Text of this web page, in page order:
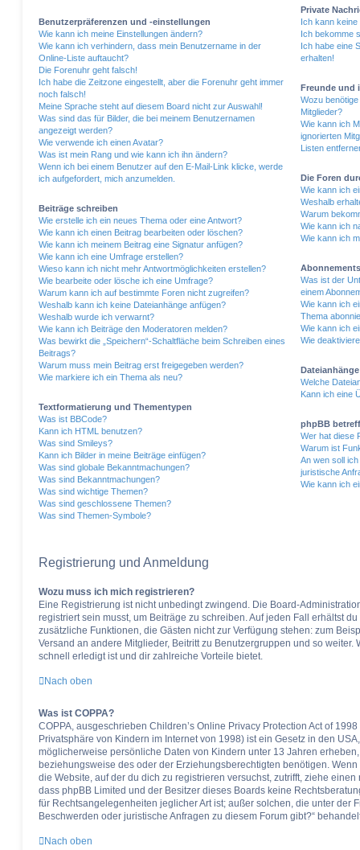
Benutzerpräferenzen und -einstellungen
Wie kann ich meine Einstellungen ändern?
Wie kann ich verhindern, dass mein Benutzername in der
Online-Liste auftaucht?
Die Forenuhr geht falsch!
Ich habe die Zeitzone eingestellt, aber die Forenuhr geht immer
noch falsch!
Meine Sprache steht auf diesem Board nicht zur Auswahl!
Was sind das für Bilder, die bei meinem Benutzernamen
angezeigt werden?
Wie verwende ich einen Avatar?
Was ist mein Rang und wie kann ich ihn ändern?
Wenn ich bei einem Benutzer auf den E-Mail-Link klicke, werde
ich aufgefordert, mich anzumelden.
Beiträge schreiben
Wie erstelle ich ein neues Thema oder eine Antwort?
Wie kann ich einen Beitrag bearbeiten oder löschen?
Wie kann ich meinem Beitrag eine Signatur anfügen?
Wie kann ich eine Umfrage erstellen?
Wieso kann ich nicht mehr Antwortmöglichkeiten erstellen?
Wie bearbeite oder lösche ich eine Umfrage?
Warum kann ich auf bestimmte Foren nicht zugreifen?
Weshalb kann ich keine Dateianhänge anfügen?
Weshalb wurde ich verwarnt?
Wie kann ich Beiträge den Moderatoren melden?
Was bewirkt die „Speichern“-Schaltfläche beim Schreiben eines
Beitrags?
Warum muss mein Beitrag erst freigegeben werden?
Wie markiere ich ein Thema als neu?
Textformatierung und Thementypen
Was ist BBCode?
Kann ich HTML benutzen?
Was sind Smileys?
Kann ich Bilder in meine Beiträge einfügen?
Was sind globale Bekanntmachungen?
Was sind Bekanntmachungen?
Was sind wichtige Themen?
Was sind geschlossene Themen?
Was sind Themen-Symbole?
Private
Ich kann
Ich bekomme
Ich habe eine
erhalten!
Freunde und
Wozu
Mitglieder?
Wie kann ich
ignorierten
Listen
Die Foren
Wie kann ich
Weshalb
Warum
Wie kann ich
Wie kann ich
Was ist der
einem
Wie kann ich
Thema
Wie kann ich
Wie
Dateianhänge
Welche
Kann ich eine
phpBB
Wer hat diese
Warum ist
An wen soll
juristische
Wie kann ich
Registrierung und Anmeldung
Wozu muss ich mich registrieren?
Eine Registrierung ist nicht unbedingt zwingend. Die Board-
registriert sein musst, um Beiträge zu schreiben. Auf jeden Fall erhältst
zusätzliche Funktionen, die Gästen nicht zur Verfügung stehen: zum
Versand an andere Mitglieder, Beitritt zu Benutzergruppen und so
schnell erledigt ist und dir zahlreiche Vorteile bietet.
Nach oben
Was ist COPPA?
COPPA, ausgeschrieben Children’s Online Privacy Protection Act of
Privatsphäre von Kindern im Internet von 1998) ist ein Gesetz in den
möglicherweise persönliche Daten von Kindern unter 13 Jahren
beziehungsweise des oder der Erziehungsberechtigten benötigen.
die Website, auf der du dich zu registrieren versuchst, zutrifft, ziehe
dass phpBB Limited und der Besitzer dieses Boards keine
für Rechtsangelegenheiten jeglicher Art ist; außer solchen, die unter der
Beschwerden oder juristische Anfragen zu diesem Forum gibt?“
Nach oben